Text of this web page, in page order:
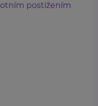
postižením